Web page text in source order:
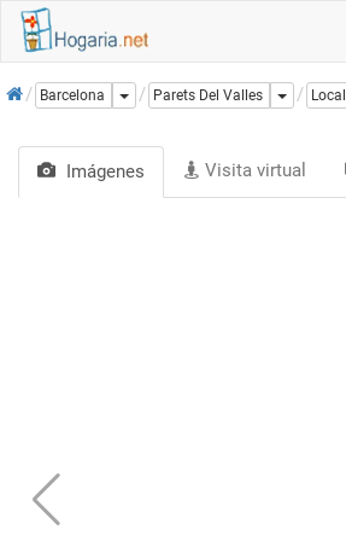
InicioBarcelona Dropdown
Parets Del Valles Dropdown
Local
Imágenes Visita virtual